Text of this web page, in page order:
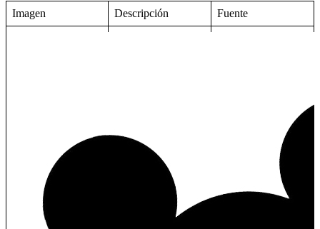
Imagen Descripción Fuente